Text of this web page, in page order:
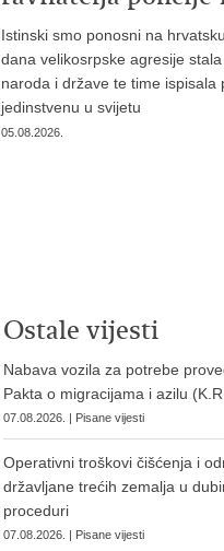
Istinski smo ponosni na
dana velikosrpske agresije
naroda i države te time ispisala
jedinstvenu u svijetu
05.08.2026.
Ostale vijesti
Nabava vozila za potrebe
Pakta o migracijama i azilu
07.08.2026. | Pisane vijesti
Operativni troškovi čišćenja i
državljane trećih zemalja u
proceduri
07.08.2026. | Pisane vijesti